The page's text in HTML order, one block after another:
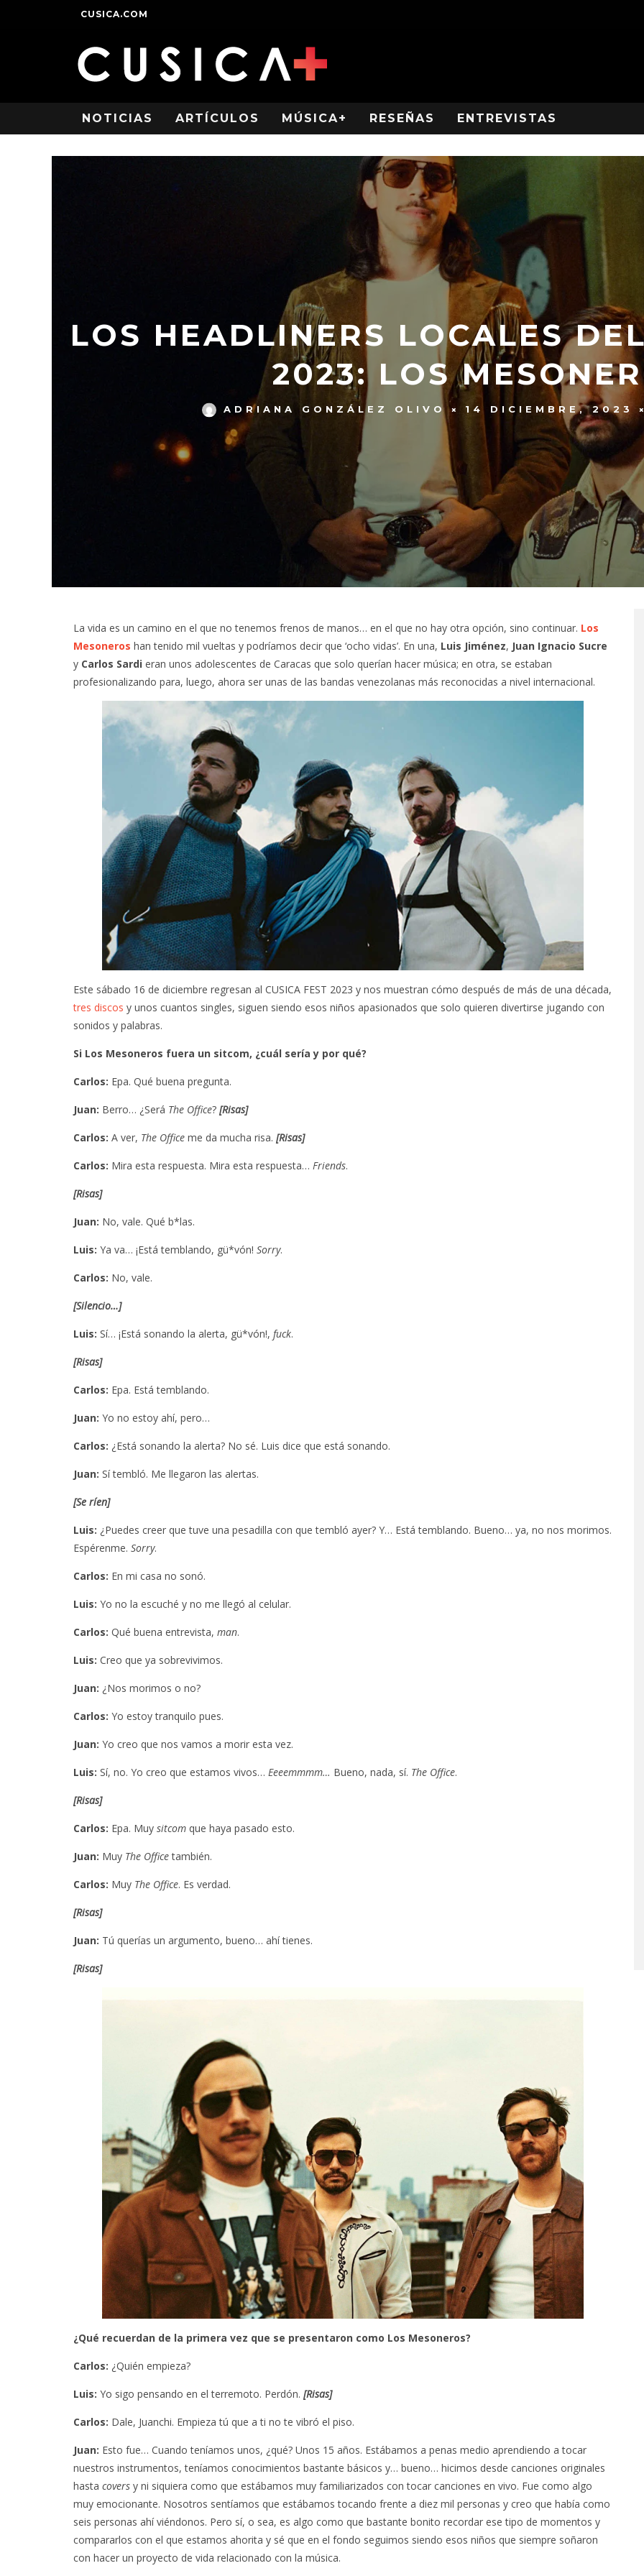
CUSICA.COM
NOTICIAS ARTÍCULOS MÚSICA+ RESEÑAS ENTREVISTAS
LOS HEADLINERS LOCALES
2023: LOS
ADRIANA GONZÁLEZ OLIVO 14 DICIEMBRE, 2023
La vida es un camino en el que no tenemos frenos de manos… en el que no hay otra opción, sino continuar. Los
Mesoneros han tenido mil vueltas y podríamos decir que ‘ocho vidas’. En una, Luis Jiménez, Juan Ignacio Sucre
y Carlos Sardi eran unos adolescentes de Caracas que solo querían hacer música; en otra, se estaban
profesionalizando para, luego, ahora ser unas de las bandas venezolanas más reconocidas a nivel internacional.
Este sábado 16 de diciembre regresan al CUSICA FEST 2023 y nos muestran cómo después de más de una década,
tres discos y unos cuantos singles, siguen siendo esos niños apasionados que solo quieren divertirse jugando con
sonidos y palabras.
Si Los Mesoneros fuera un sitcom, ¿cuál sería y por qué?
Carlos: Epa. Qué buena pregunta.
Juan: Berro… ¿Será The Office? [Risas]
Carlos: A ver, The Office me da mucha risa. [Risas]
Carlos: Mira esta respuesta. Mira esta respuesta… Friends.
[Risas]
Juan: No, vale. Qué b*las.
Luis: Ya va… ¡Está temblando, gü*vón! Sorry.
Carlos: No, vale.
[Silencio…]
Luis: Sí… ¡Está sonando la alerta, gü*vón!, fuck.
[Risas]
Carlos: Epa. Está temblando.
Juan: Yo no estoy ahí, pero…
Carlos: ¿Está sonando la alerta? No sé. Luis dice que está sonando.
Juan: Sí tembló. Me llegaron las alertas.
[Se ríen]
Luis: ¿Puedes creer que tuve una pesadilla con que tembló ayer? Y… Está temblando. Bueno… ya, no nos morimos.
Espérenme. Sorry.
Carlos: En mi casa no sonó.
Luis: Yo no la escuché y no me llegó al celular.
Carlos: Qué buena entrevista, man.
Luis: Creo que ya sobrevivimos.
Juan: ¿Nos morimos o no?
Carlos: Yo estoy tranquilo pues.
Juan: Yo creo que nos vamos a morir esta vez.
Luis: Sí, no. Yo creo que estamos vivos… Eeeemmmm… Bueno, nada, sí. The Office.
[Risas]
Carlos: Epa. Muy sitcom que haya pasado esto.
Juan: Muy The Officetambién.
Carlos: Muy The Office. Es verdad.
[Risas]
Juan: Tú querías un argumento, bueno… ahí tienes.
[Risas]
¿Qué recuerdan de la primera vez que se presentaron como Los Mesoneros?
Carlos: ¿Quién empieza?
Luis: Yo sigo pensando en el terremoto. Perdón. [Risas]
Carlos: Dale, Juanchi. Empieza tú que a ti no te vibró el piso.
Juan: Esto fue… Cuando teníamos unos, ¿qué? Unos 15 años. Estábamos a penas medio aprendiendo a tocar
nuestros instrumentos, teníamos conocimientos bastante básicos y… bueno… hicimos desde canciones originales
hasta covers y ni siquiera como que estábamos muy familiarizados con tocar canciones en vivo. Fue como algo
muy emocionante. Nosotros sentíamos que estábamos tocando frente a diez mil personas y creo que había como
seis personas ahí viéndonos. Pero sí, o sea, es algo como que bastante bonito recordar ese tipo de momentos y
compararlos con el que estamos ahorita y sé que en el fondo seguimos siendo esos niños que siempre soñaron
con hacer un proyecto de vida relacionado con la música.